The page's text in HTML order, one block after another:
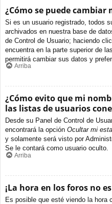
¿Cómo se puede
Si es un usuario registrado, todos
archivados en nuestra base de
de Control de Usuario; haciendo
encuentra en la parte superior de
permitirá cambiar sus datos y
Arriba
¿Cómo evito que mi
las listas de usuarios
Desde su Panel de Control de
encontrará la opción Ocultar mi
y solamente será visto por
Se le contará como usuario oculto.
Arriba
¡La hora en los foros no
Es posible que esté viendo la hora